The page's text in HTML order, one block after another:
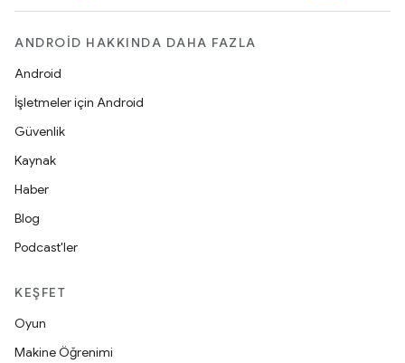
ANDROID HAKKINDA DAHA FAZLA
Android
İşletmeler için Android
Güvenlik
Kaynak
Haber
Blog
Podcast'ler
KEŞFET
Oyun
Makine Öğrenimi